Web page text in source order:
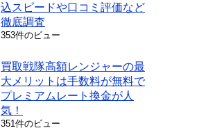
込スピードや口コミ評価など
徹底調査
353件のビュー
買取戦隊高額レンジャーの最
大メリットは手数料が無料で
プレミアムレート換金が人
気！
351件のビュー